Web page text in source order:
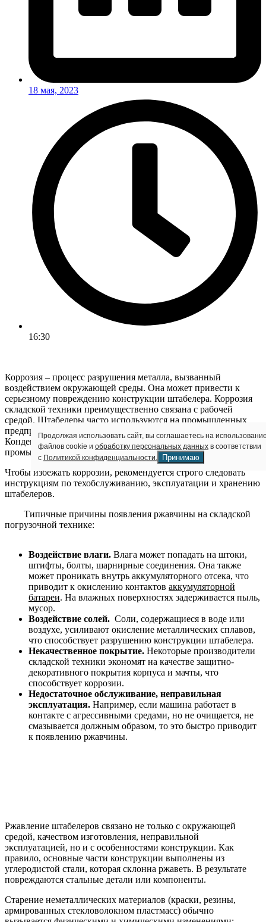
18 мая, 2023
16:30
Коррозия – процесс разрушения металла, вызванный
воздействием окружающей среды. Она может привести к
серьезному повреждению конструкции штабелера. Коррозия
складской техники преимущественно связана с рабочей
средой. Штабелеры часто используются на промышленных
предприятиях с суровыми условиями эксплуатации.
Конденсат, влага, пыль, газы, химически агрессивные
промышленные отходы способствуют появлению ржавчины.
Чтобы избежать коррозии, рекомендуется строго следовать
инструкциям по техобслуживанию, эксплуатации и хранению
штабелеров.
Типичные причины появления ржавчины на складской
погрузочной технике:
Воздействие влаги. Влага может попадать на штоки,
штифты, болты, шарнирные соединения. Она также
может проникать внутрь аккумуляторного отсека, что
приводит к окислению контактов аккумуляторной
батареи. На влажных поверхностях задерживается пыль,
мусор.
Воздействие солей. Соли, содержащиеся в воде или
воздухе, усиливают окисление металлических сплавов,
что способствует разрушению конструкции штабелера.
Некачественное покрытие. Некоторые производители
складской техники экономят на качестве защитно-
декоративного покрытия корпуса и мачты, что
способствует коррозии.
Недостаточное обслуживание, неправильная
эксплуатация. Например, если машина работает в
контакте с агрессивными средами, но не очищается, не
смазывается должным образом, то это быстро приводит
к появлению ржавчины.
Ржавление штабелеров связано не только с окружающей
средой, качеством изготовления, неправильной
эксплуатацией, но и с особенностями конструкции. Как
правило, основные части конструкции выполнены из
углеродистой стали, которая склонна ржаветь. В результате
повреждаются стальные детали или компоненты.
Старение неметаллических материалов (краски, резины,
армированных стекловолокном пластмасс) обычно
Продолжая использовать сайт, вы соглашаетесь на
файлов cookie и обработку персональных данных в соответствии
с Политикой конфиденциальности. Принимаю